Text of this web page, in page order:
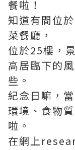
餐啦！
知道有間位
菜餐廳，
位於25樓，
高居臨下的
些。
紀念日嘛，
環境、食物
啦。
在網上